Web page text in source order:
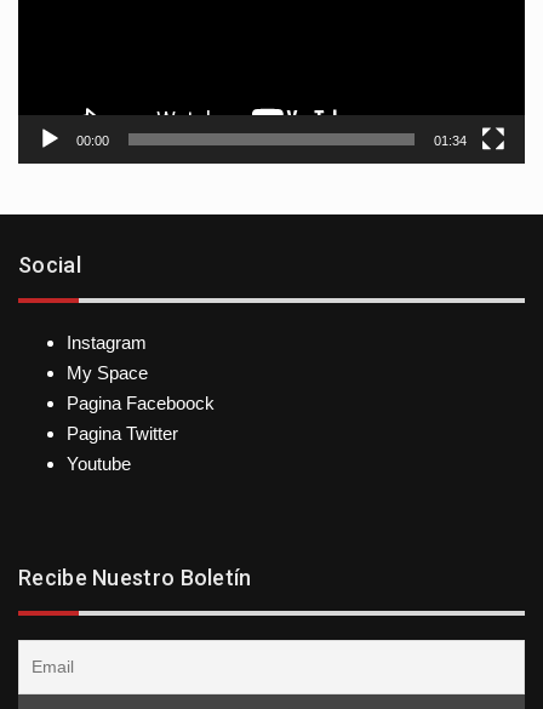
00:00 01:34
Social
Instagram
My Space
Pagina Faceboock
Pagina Twitter
Youtube
Recibe Nuestro Boletín